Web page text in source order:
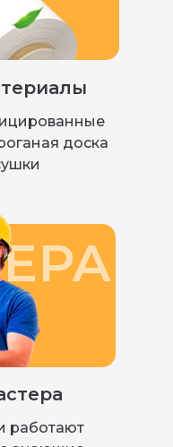
работают
доска